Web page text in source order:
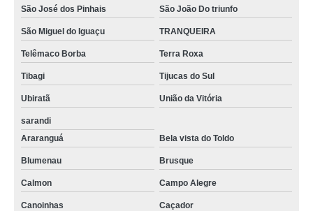
São José dos Pinhais São João Do triunfo
São Miguel do Iguaçu TRANQUEIRA
Telêmaco Borba Terra Roxa
Tibagi Tijucas do Sul
Ubiratã União da Vitória
sarandi
Araranguá
Bela vista do Toldo
Blumenau Brusque
Calmon Campo Alegre
Canoinhas Caçador